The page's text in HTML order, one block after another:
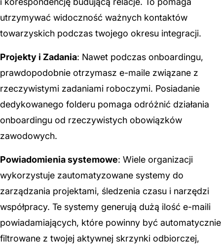
utrzymywać widoczność ważnych kontaktów
towarzyskich podczas twojego okresu integracji.
Projekty i Zadania: Nawet podczas onboardingu,
prawdopodobnie otrzymasz e-maile związane z
rzeczywistymi zadaniami roboczymi. Posiadanie
dedykowanego folderu pomaga odróżnić działania
onboardingu od rzeczywistych obowiązków
zawodowych.
Powiadomienia systemowe: Wiele organizacji
wykorzystuje zautomatyzowane systemy do
zarządzania projektami, śledzenia czasu i narzędzi
współpracy. Te systemy generują dużą ilość e-maili
powiadamiających, które powinny być automatycznie
filtrowane z twojej aktywnej skrzynki odbiorczej,